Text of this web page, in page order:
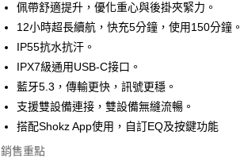
免運費
宅配
每筆NT$130，滿NT$399(含以上)免運費
佩帶舒適提升，優化重心與後掛夾緊力。
12小時超長續航，快充5分鐘，使用150分鐘。
IP55抗水抗汗。
IPX7級通用USB-C接口。
藍牙5.3，傳輸更快，訊號更穩。
支援雙設備連接，雙設備無縫流暢。
搭配Shokz App使用，自訂EQ及按鍵功能
銷售重點